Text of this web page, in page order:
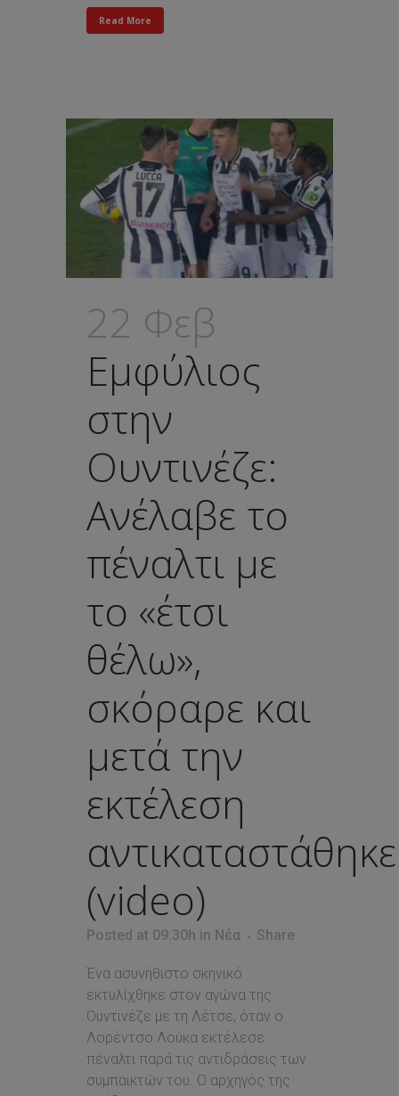
Read More
22 Φεβ
Εμφύλιος
στην
Ουντινέζε:
Ανέλαβε το
πέναλτι με
το «έτσι
θέλω»,
σκόραρε και
μετά την
εκτέλεση
αντικαταστάθηκε
(video)
Posted at 09:30h in Νέα Share
Ένα ασυνήθιστο σκηνικό
εκτυλίχθηκε στον αγώνα της
Ουντινέζε με τη Λέτσε, όταν ο
Λορέντσο Λούκα εκτέλεσε
πέναλτι παρά τις αντιδράσεις των
συμπαικτών του. Ο αρχηγός της